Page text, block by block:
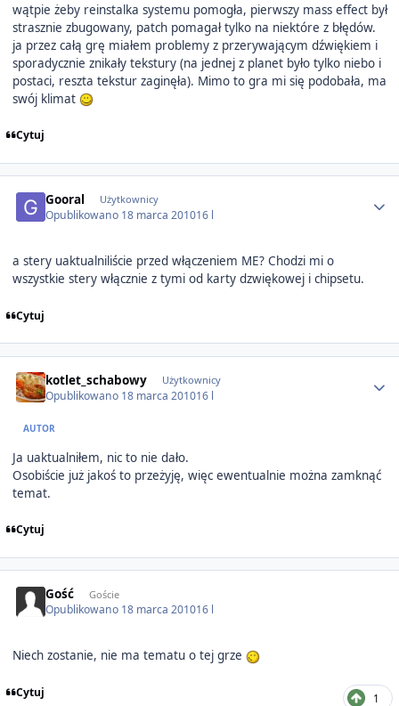
wątpie żeby reinstalka systemu pomogła, pierwszy mass effect był
strasznie zbugowany, patch pomagał tylko na niektóre z błędów.
ja przez całą grę miałem problemy z przerywającym dźwiękiem i
sporadycznie znikały tekstury (na jednej z planet było tylko niebo i
postaci, reszta tekstur zaginęła). Mimo to gra mi się podobała, ma
swój klimat
Cytuj
Gooral Użytkownicy
Opublikowano 18 marca 201016 l
a stery uaktualniliście przed włączeniem ME? Chodzi mi o
wszystkie stery włącznie z tymi od karty dzwiękowej i chipsetu.
Cytuj
kotlet_schabowy Użytkownicy
Opublikowano 18 marca 201016 l
AUTOR
Ja uaktualniłem, nic to nie dało.
Osobiście już jakoś to przeżyję, więc ewentualnie można zamknąć
temat.
Cytuj
Gość Goście
Opublikowano 18 marca 201016 l
Niech zostanie, nie ma tematu o tej grze
Cytuj 1